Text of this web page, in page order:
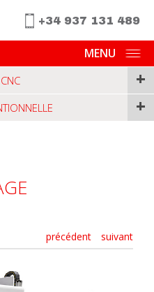
+34 937 131 489
MENU
+
+
précédent suivant